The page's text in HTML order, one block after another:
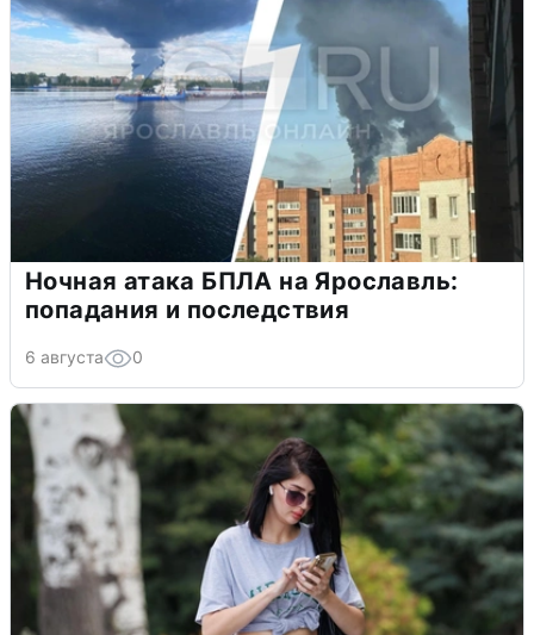
Ночная атака БПЛА на Ярославль:
попадания и последствия
6 августа 0